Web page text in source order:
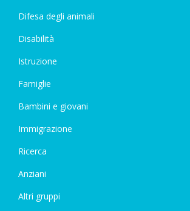
Difesa degli animali
Disabilità
Istruzione
Famiglie
Bambini e giovani
Immigrazione
Ricerca
Anziani
Altri gruppi